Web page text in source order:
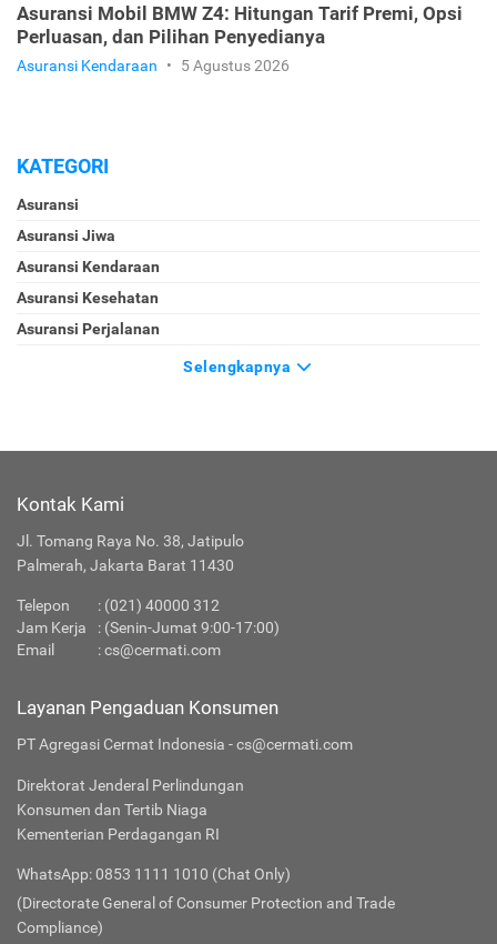
Asuransi Mobil BMW Z4: Hitungan Tarif Premi, Opsi
Perluasan, dan Pilihan Penyedianya
Asuransi Kendaraan • 5 Agustus 2026
KATEGORI
Asuransi
Asuransi Jiwa
Asuransi Kendaraan
Asuransi Kesehatan
Asuransi Perjalanan
Selengkapnya
Kontak Kami
Jl. Tomang Raya No. 38, Jatipulo
Palmerah, Jakarta Barat 11430
Telepon : (021) 40000 312
Jam Kerja
: (Senin-Jumat 9:00-17:00)
Email
:cs@cermati.com
Layanan Pengaduan Konsumen
PT Agregasi Cermat Indonesia - cs@cermati.com
Direktorat Jenderal Perlindungan
Konsumen dan Tertib Niaga
Kementerian Perdagangan RI
WhatsApp: 0853 1111 1010 (Chat Only)
(Directorate General of Consumer Protection and Trade
Compliance)